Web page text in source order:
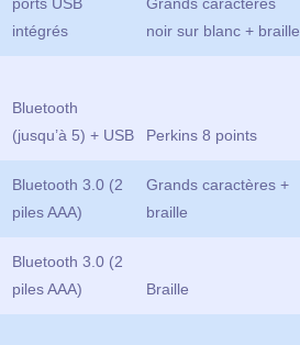
intégrés
noir sur blanc + braille
Bluetooth
(jusqu’à 5) + USB
Perkins 8 points
Bluetooth 3.0 (2
piles AAA)
Grands caractères +
braille
Bluetooth 3.0 (2
piles AAA)
Braille